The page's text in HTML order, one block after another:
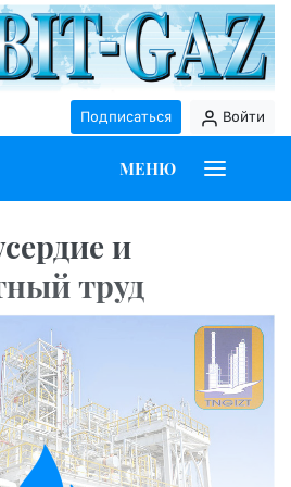
Подписаться Войти
МЕНЮ
и
труд